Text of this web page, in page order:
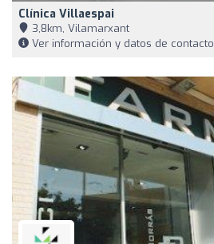
Clínica Villaespai
3,8km, Vilamarxant
Ver información y datos de contacto